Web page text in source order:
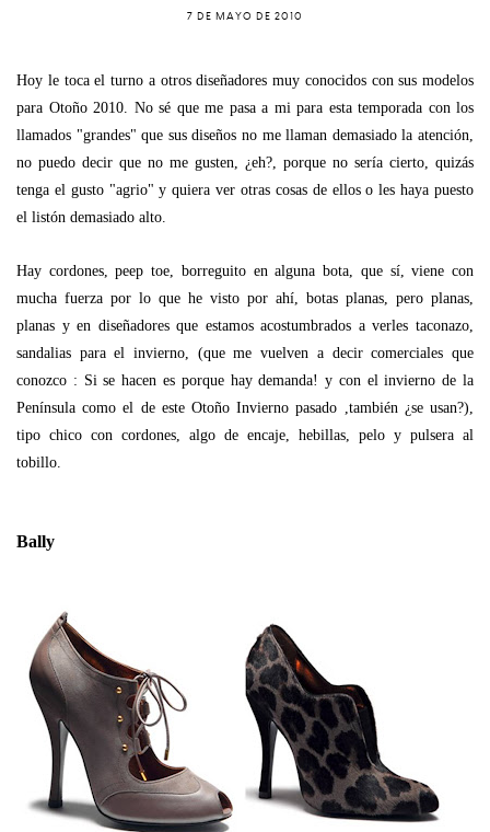
7 DE MAYO DE 2010
Hoy le toca el turno a otros diseñadores muy conocidos con sus modelos
para Otoño 2010. No sé que me pasa a mi para esta temporada con los
llamados "grandes" que sus diseños no me llaman demasiado la atención,
no puedo decir que no me gusten, ¿eh?, porque no sería cierto, quizás
tenga el gusto "agrio" y quiera ver otras cosas de ellos o les haya puesto
el listón demasiado alto.
Hay cordones, peep toe, borreguito en alguna bota, que sí, viene con
mucha fuerza por lo que he visto por ahí, botas planas, pero planas,
planas y en diseñadores que estamos acostumbrados a verles taconazo,
sandalias para el invierno, (que me vuelven a decir comerciales que
conozco : Si se hacen es porque hay demanda! y con el invierno de la
Península como el de este Otoño Invierno pasado ,también ¿se usan?),
tipo chico con cordones, algo de encaje, hebillas, pelo y pulsera al
tobillo.
Bally